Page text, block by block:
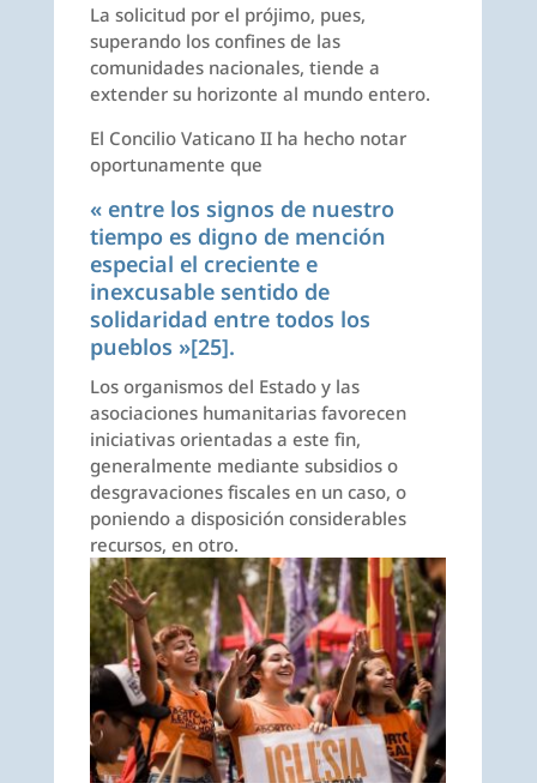
La solicitud por el prójimo, pues,
superando los confines de las
comunidades nacionales, tiende a
extender su horizonte al mundo entero.
El Concilio Vaticano II ha hecho notar
oportunamente que
« entre los signos de nuestro
tiempo es digno de mención
especial el creciente e
inexcusable sentido de
solidaridad entre todos los
pueblos »[25].
Los organismos del Estado y las
asociaciones humanitarias favorecen
iniciativas orientadas a este fin,
generalmente mediante subsidios o
desgravaciones fiscales en un caso, o
poniendo a disposición considerables
recursos, en otro.